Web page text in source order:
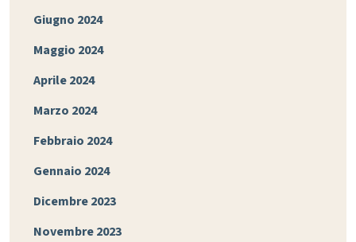
Giugno 2024
Maggio 2024
Aprile 2024
Marzo 2024
Febbraio 2024
Gennaio 2024
Dicembre 2023
Novembre 2023